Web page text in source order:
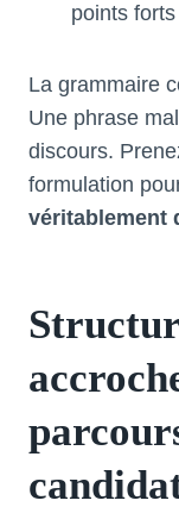
points
La grammaire
Une phrase
discours.
formulation
véritablement